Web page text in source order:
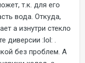
т.к. для его
вода. Откуда,
а изнутри стекло
диверсии :lol: .
без проблем. А